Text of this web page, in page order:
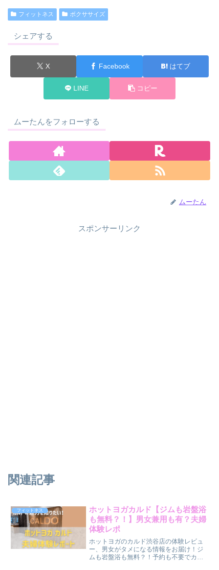
フィットネス ボクササイズ
シェアする
X Facebook はてブ
LINE コピー
ムーたんをフォローする
ムーたん
スポンサーリンク
関連記事
フィットネス
ホットヨガカルド【ジムも岩盤浴
も無料？！】男女兼用も有？夫婦
体験レポ
ホットヨガのカルド渋谷店の体験レビュ
ー、男女がタメになる情報をお届け！ジ
ムも岩盤浴も無料？！予約も不要でカル